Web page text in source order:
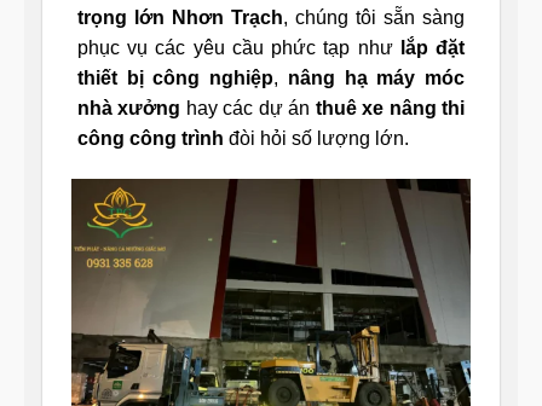
trọng lớn Nhơn Trạch, chúng tôi sẵn sàng
phục vụ các yêu cầu phức tạp như lắp đặt
thiết bị công nghiệp, nâng hạ máy móc
nhà xưởng hay các dự án thuê xe nâng thi
công công trình đòi hỏi số lượng lớn.